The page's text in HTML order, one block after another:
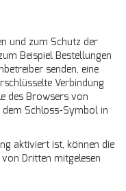
und zum Schutz der
Beispiel Bestellungen
senden, eine
Verbindung
des Browsers von
Schloss-Symbol in
aktiviert ist, können die
Dritten mitgelesen